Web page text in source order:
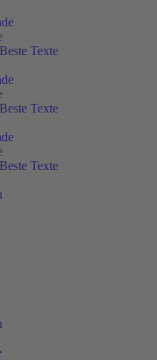
Texte
Texte
Texte